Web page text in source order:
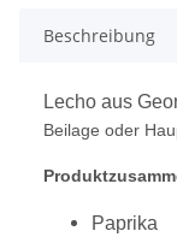
Beschreibung
Lecho aus
Beilage oder
Paprika